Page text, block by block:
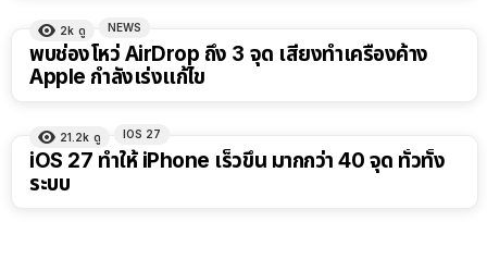
2k ดู NEWS
พบช่องโหว่ AirDrop ถึง 3 จุด เสี่ยงทำเครื่องค้าง
Apple กำลังเร่งแก้ไข
21.2k ดู IOS 27
iOS 27 ทำให้ iPhone เร็วขึ้น มากกว่า 40 จุด ทั่วทั้ง
ระบบ